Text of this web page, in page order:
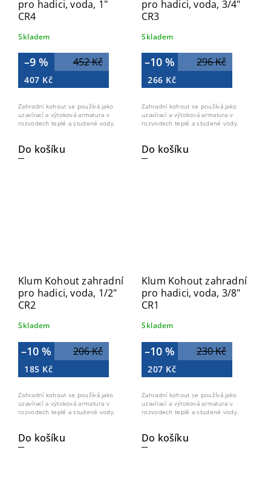
pro hadici, voda, 1"
CR4
Skladem
452 Kč
–9 %
407 Kč
Do košíku
Zahradní kohout se používá jako
uzavírací a výtoková armatura v
rozvodech teplé a studené vody.
pro hadici, voda, 3/4"
CR3
Skladem
296 Kč
–10 %
266 Kč
Do košíku
Zahradní kohout se používá jako
uzavírací a výtoková armatura v
rozvodech teplé a studené vody.
Klum Kohout zahradní
pro hadici, voda, 1/2"
CR2
Skladem
206 Kč
–10 %
185 Kč
Do košíku
Zahradní kohout se používá jako
uzavírací a výtoková armatura v
rozvodech teplé a studené vody.
Klum Kohout zahradní
pro hadici, voda, 3/8"
CR1
Skladem
230 Kč
–10 %
207 Kč
Do košíku
Zahradní kohout se používá jako
uzavírací a výtoková armatura v
rozvodech teplé a studené vody.